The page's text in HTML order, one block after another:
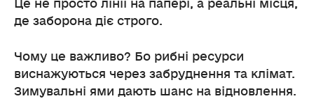
Це не просто лінії на папері, а реальні місця,
де заборона діє строго.
Чому це важливо? Бо рибні ресурси
виснажуються через забруднення та клімат.
Зимувальні ями дають шанс на відновлення.